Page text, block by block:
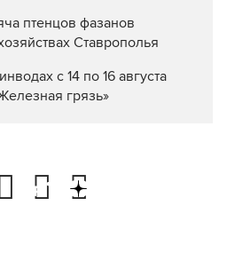
птенцов фазанов
Ставрополья
с 14 по 16 августа
грязь»